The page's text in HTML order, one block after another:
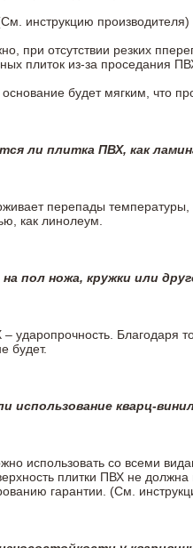
инструкцию производителя)
при отсутствии резких
плиток из-за проседания
будет мягким, что
ли плитка ПВХ, как
перепады температуры,
как линолеум.
пол ножа, кружки или
ударопрочность. Благодаря
будет.
использование кварц-
использовать со всеми
плитки ПВХ не
гарантии. (См.